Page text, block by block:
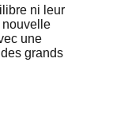
ni leur
nouvelle
une
grands